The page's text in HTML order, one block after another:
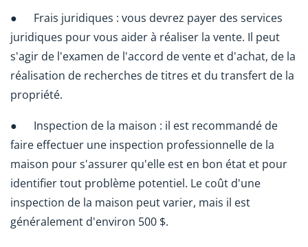
● Frais juridiques : vous devrez payer des services
juridiques pour vous aider à réaliser la vente. Il peut
s'agir de l'examen de l'accord de vente et d'achat, de la
réalisation de recherches de titres et du transfert de la
propriété.
● Inspection de la maison : il est recommandé de
faire effectuer une inspection professionnelle de la
maison pour s'assurer qu'elle est en bon état et pour
identifier tout problème potentiel. Le coût d'une
inspection de la maison peut varier, mais il est
généralement d'environ 500 $.